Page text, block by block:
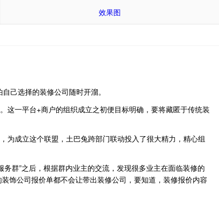
效果图
己选择的装修公司随时开溜。
这一平台+商户的组织成立之初便目标明确，要将藏匿于传统装
为成立这个联盟，土巴兔跨部门联动投入了很大精力，精心组
群”之后，根据群内业主的交流，发现很多业主在面临装修的
饰公司报价单都不会让带出装修公司，要知道，装修报价内容